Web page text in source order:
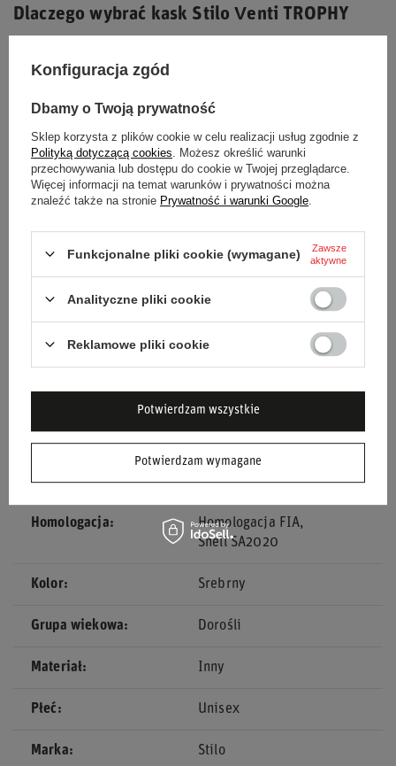
Dlaczego wybrać kask Stilo Venti TROPHY
Snell.
Komunikacja:Wbudowany interkom z zaawansowaną
redukcją szumów.
Materiał:Wytrzymała i lekka konstrukcja z włókna
szklanego/kevlaru.
Komfort:Nowe wkładki policzkowe i regulowany
daszek.
Wyobraź sobie pewność siebie i doskonałą komunikację
podczas każdego przejazdu z kaskiem Stilo Venti TROPHY
Plus!
Stan Nowy
Kategoria Kaski
Homologacja
Homologacja FIA
Snell SA2020
Kolor Srebrny
Grupa wiekowa Dorośli
Materiał Inny
Płeć Unisex
Marka Stilo
Konfiguracja zgód
Dbamy o Twoją prywatność
Sklep korzysta z plików cookie w celu realizacji usług zgodnie z
Polityką dotyczącą cookies . Możesz określić warunki
przechowywania lub dostępu do cookie w Twojej przeglądarce.
Więcej informacji na temat warunków i prywatności można
znaleźć także na stronie Prywatność i warunki Google
Funkcjonalne pliki cookie (wymagane)
Zawsze
aktywne
Analityczne pliki cookie
Reklamowe pliki cookie
Potwierdzam wymagane
Potwierdzam wszystkie